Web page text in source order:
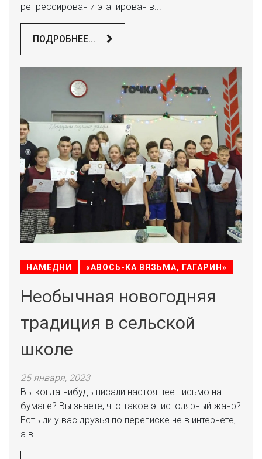
репрессирован и этапирован в...
ПОДРОБНЕЕ...
НАМЕДНИ «АВОСЬ-КА ВЯЗЬМА, ГАГАРИН»
Необычная новогодняя
традиция в сельской
школе
25 января, 2023
Вы когда-нибудь писали настоящее письмо на
бумаге? Вы знаете, что такое эпистолярный жанр?
Есть ли у вас друзья по переписке не в интернете,
а в...